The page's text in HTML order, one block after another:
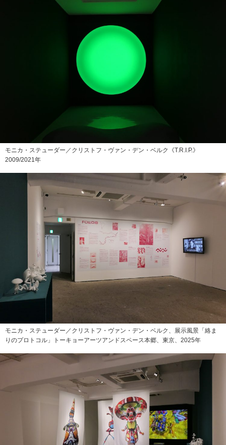
モニカ・ステューダー／クリストフ・ヴァン・デン・ベルク《T.R.I.P.》
2009/2021年
モニカ・ステューダー／クリストフ・ヴァン・デン・ベルク、展示風景「絡ま
りのプロトコル」トーキョーアーツアンドスペース本郷、東京、2025年